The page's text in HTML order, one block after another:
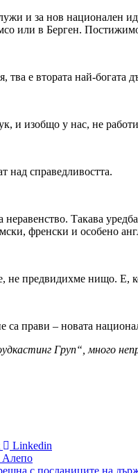
и за нов национален
или в Берген.
е втората най-богата
и изобщо у нас, не
над справедливостта.
неравенство. Такава
френски и особено
предвидихме нищо. Е,
са прави – новата
Груп“, много
Linkedin
Алепо
с посланиците на